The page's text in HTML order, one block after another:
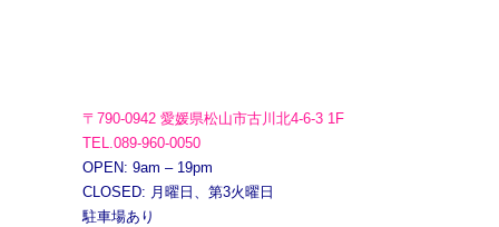
〒790-0942 愛媛県松山市古川北4-6-3 1F
TEL.089-960-0050
OPEN: 9am – 19pm
CLOSED: 月曜日、第3火曜日
駐車場あり